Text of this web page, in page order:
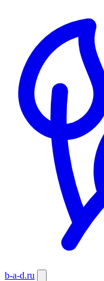
b-a-d.ru